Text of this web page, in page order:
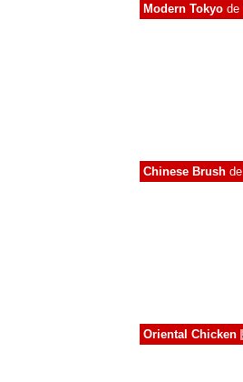
Modern Tokyo de
Chinese Brush de
Oriental Chicken